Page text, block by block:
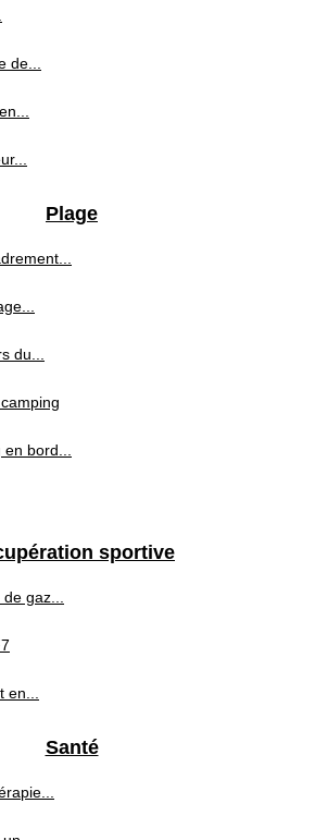
de...
Plage
du...
en bord...
sportive
de gaz...
en...
Santé